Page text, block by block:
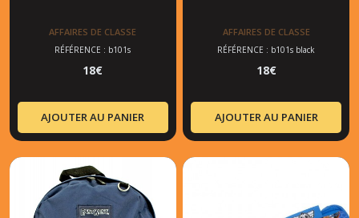
AFFAIRES DE CLASSE
RÉFÉRENCE : b101s
18€
AJOUTER AU PANIER
AFFAIRES DE CLASSE
RÉFÉRENCE : b101s black
18€
AJOUTER AU PANIER